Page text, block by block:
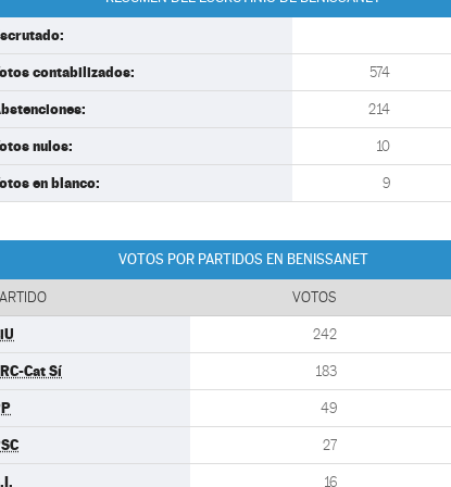
contabilizados: 574
214
nulos: 10
en blanco: 9
VOTOS POR PARTIDOS EN BENISSANET
VOTOS
242
Cat Sí 183
49
27
16